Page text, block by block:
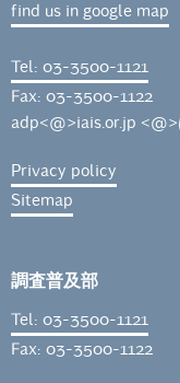
find us in google map
Tel: 03-3500-1121
Fax: 03-3500-1122
adp<@>iais.or.jp <@>
Privacy policy
Sitemap
調査普及部
Tel: 03-3500-1121
Fax: 03-3500-1122